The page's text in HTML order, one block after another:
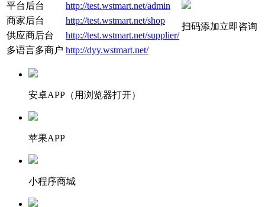
扫码添加立即咨询
平台后台
http://test.wstmart.net/admin
商家后台
http://test.wstmart.net/shop
供应商后台
http://test.wstmart.net/supplier/
多语言多商户 http://dyy.wstmart.net/
安卓APP（用浏览器打开）
苹果APP
小程序商城